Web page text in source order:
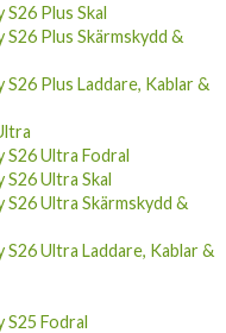
S26 Plus Skal
S26 Plus Skärmskydd &
S26 Plus Laddare, Kablar &
S26 Ultra Fodral
S26 Ultra Skal
S26 Ultra Skärmskydd &
S26 Ultra Laddare, Kablar &
S25 Fodral